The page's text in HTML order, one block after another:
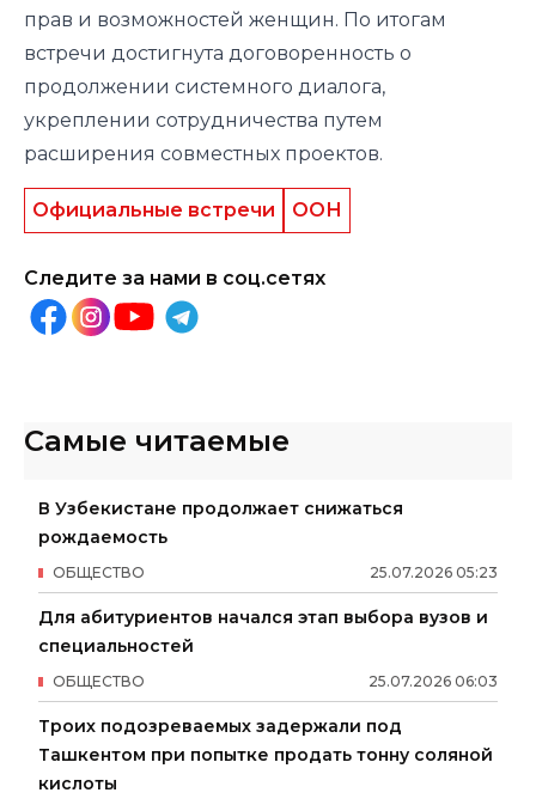
прав и возможностей женщин. По итогам
встречи достигнута договоренность о
продолжении системного диалога,
укреплении сотрудничества путем
расширения совместных проектов.
Официальные встречи ООН
Следите за нами в соц.сетях
Самые читаемые
В Узбекистане продолжает снижаться
рождаемость
25.07.2026 05:23
ОБЩЕСТВО
Для абитуриентов начался этап выбора вузов и
специальностей
25.07.2026 06:03
ОБЩЕСТВО
Троих подозреваемых задержали под
Ташкентом при попытке продать тонну соляной
кислоты